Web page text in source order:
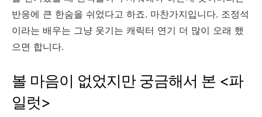
반응에 큰 한숨을 쉬었다고 하죠. 마찬가지입니다. 조정석
이라는 배우는 그냥 웃기는 캐릭터 연기 더 많이 오래 했
으면 합니다.
볼 마음이 없었지만 궁금해서 본 <파
일럿>